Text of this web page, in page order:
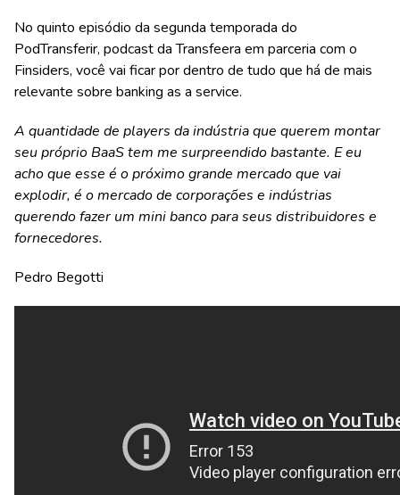
No quinto episódio da segunda temporada do
PodTransferir, podcast da Transfeera em parceria com o
Finsiders, você vai ficar por dentro de tudo que há de mais
relevante sobre banking as a service.
A quantidade de players da indústria que querem montar
seu próprio BaaS tem me surpreendido bastante. E eu
acho que esse é o próximo grande mercado que vai
explodir, é o mercado de corporações e indústrias
querendo fazer um mini banco para seus distribuidores e
fornecedores.
Pedro Begotti